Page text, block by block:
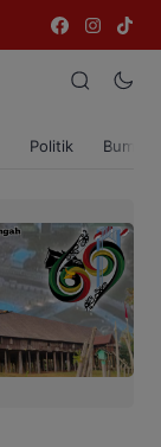
Politik Bumi